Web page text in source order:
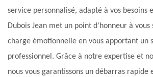
service personnalisé, adapté à vos besoins
Dubois Jean met un point d'honneur à
charge émotionnelle en vous apportant un
professionnel. Grâce à notre expertise et
nous vous garantissons un débarras rapide